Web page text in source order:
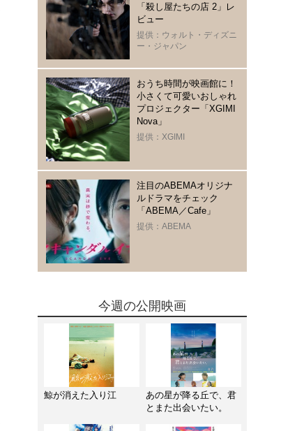
「殺し屋たちの店 2」レ
ビュー
提供：ウォルト・ディズニ
ー・ジャパン
おうち時間が映画館に！
小さくて可愛いおしゃれ
プロジェクター「XGIMI
Nova」
提供：XGIMI
注目のABEMAオリジナ
ルドラマをチェック
「ABEMA／Cafe」
提供：ABEMA
今週の公開映画
鯨が消えた入り江
あの星が降る丘で、君
とまた出会いたい。